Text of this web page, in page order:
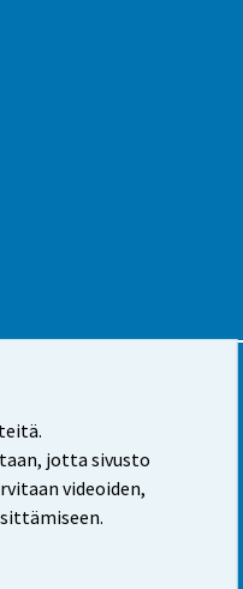
jotta sivusto
videoiden,